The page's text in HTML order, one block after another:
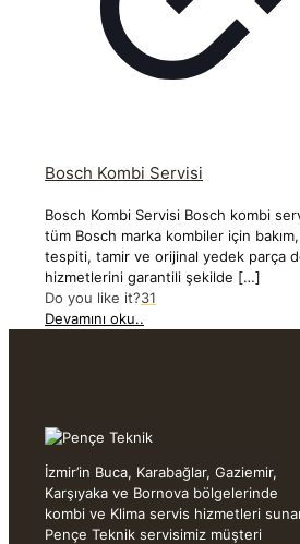
Bosch Kombi Servisi
Bosch Kombi Servisi Bosch kombi
tüm Bosch marka kombiler için bakım,
tespiti, tamir ve orijinal yedek parça
hizmetlerini garantili şekilde […]
Do you like it?31
Devamını oku..
İzmir’in Buca, Karabağlar, Gaziemir,
Karşıyaka ve Bornova bölgelerinde
kombi ve Klima servis hizmetleri
Pençe Teknik servisimiz müşteri